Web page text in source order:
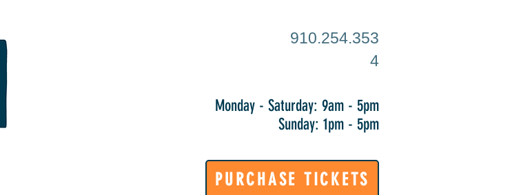
910.254.353
4
Monday - Saturday: 9am - 5pm
Sunday: 1pm - 5pm
PURCHASE TICKETS